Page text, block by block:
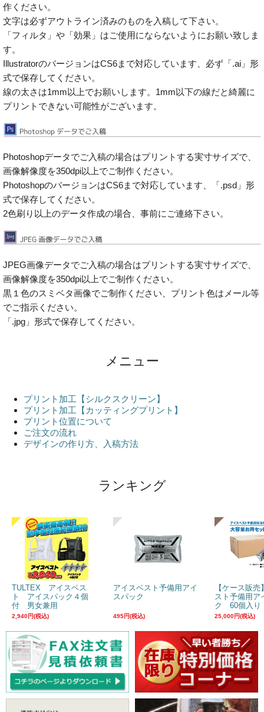
作ください。
文字は必ずアウトライン済みのものを入稿して下さい。
「フィルタ」や「効果」はご使用にならないようにお願い致しま
す。
IllustratorのバージョンはCS6まで対応しています、必ず「.ai」形
式で保存してください。
線の太さは1mm以上でお願いします。1mm以下の線だと綺麗に
プリントできない可能性がございます。
Photoshopデータでご入稿の場合はプリントする実寸サイズで、
画像解像度を350dpi以上でご制作ください。
PhotoshopのバージョンはCS6まで対応しています、「.psd」形
式で保存してください。
2色刷り以上のデータ作成の場合、事前にご連絡下さい。
JPEG画像データでご入稿の場合はプリントする実寸サイズで、
画像解像度を350dpi以上でご制作ください。
黒１色のスミベタ画像でご制作ください、プリント色はメール等
でご指示ください。
「.jpg」形式で保存してください。
メニュー
プリント加工【シルクスクリーン】
プリント加工【カッティングプリント】
プリント位置について
ご注文の流れ
デザインの作り方、入稿方法
ランキング
TULTEX アイスベス
ト アイスパック４個
付 男女兼用
2,940円(税込)
アイスベスト予備用アイ
スパック
495円(税込)
【ケース販
スト予備用ア
ク 60個入り
25,000円(税込)